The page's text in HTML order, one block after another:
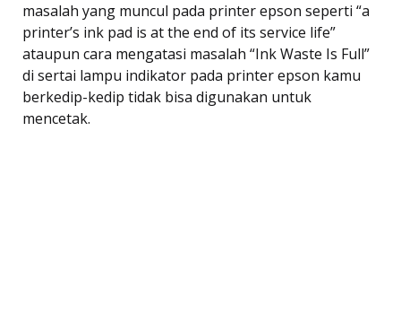
masalah yang muncul pada printer epson seperti “a
printer’s ink pad is at the end of its service life”
ataupun cara mengatasi masalah “Ink Waste Is Full”
di sertai lampu indikator pada printer epson kamu
berkedip-kedip tidak bisa digunakan untuk
mencetak.